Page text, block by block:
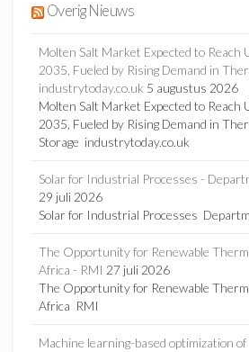
Overig Nieuws
Molten Salt Market Expected to Reach
2035, Fueled by Rising Demand in
industrytoday.co.uk 5 augustus 2026
Molten Salt Market Expected to Reach
2035, Fueled by Rising Demand in
Storage industrytoday.co.uk
Solar for Industrial Processes -
29 juli 2026
Solar for Industrial Processes
The Opportunity for Renewable
Africa - RMI 27 juli 2026
The Opportunity for Renewable
Africa RMI
Machine learning-based optimization